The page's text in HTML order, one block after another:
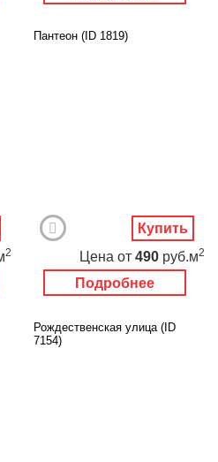
2
Пантеон (ID 1819)
Подробнее
Цена от 490 руб.м2
Купить
Рождественская улица (ID
7154)